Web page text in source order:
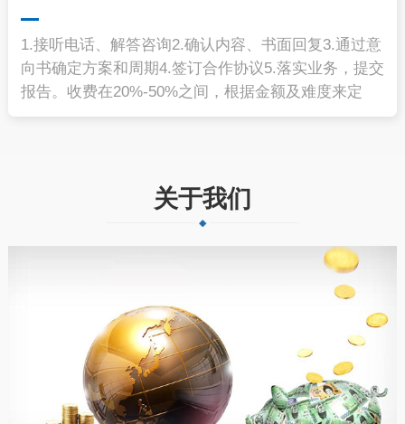
1.接听电话、解答咨询2.确认内容、书面回复3.通过意
向书确定方案和周期4.签订合作协议5.落实业务，提交
报告。收费在20%-50%之间，根据金额及难度来定
关于我们